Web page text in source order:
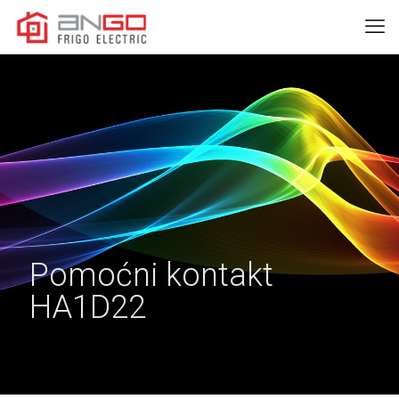
Pomoćni kontakt
HA1D22